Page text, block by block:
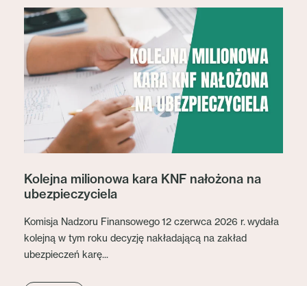
Kolejna milionowa kara KNF nałożona na
ubezpieczyciela
Komisja Nadzoru Finansowego 12 czerwca 2026 r. wydała
kolejną w tym roku decyzję nakładającą na zakład
ubezpieczeń karę...